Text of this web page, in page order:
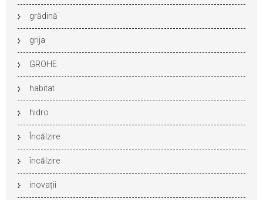
grădină
grija
GROHE
habitat
hidro
Încălzire
încălzire
inovații